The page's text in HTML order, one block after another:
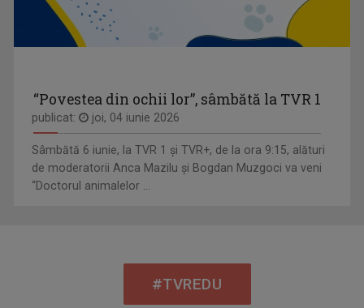
“Povestea din ochii lor”, sâmbătă la TVR 1
publicat: joi, 04 iunie 2026
Sâmbătă 6 iunie, la TVR 1 și TVR+, de la ora 9:15, alături
de moderatorii Anca Mazilu şi Bogdan Muzgoci va veni
“Doctorul animalelor ...
#TVREDU